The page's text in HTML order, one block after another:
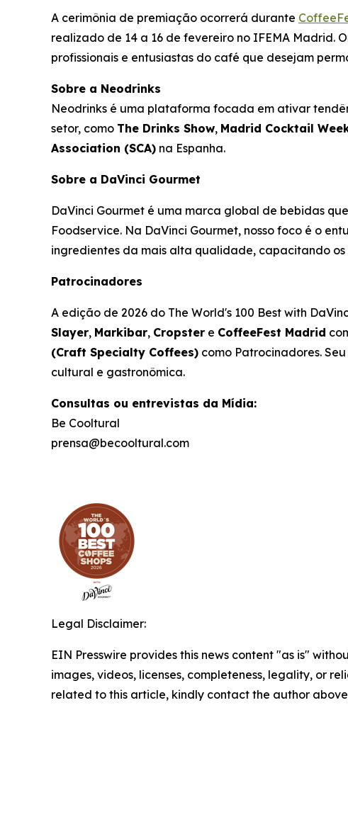
A cerimônia de premiação ocorrerá durante
realizado de 14 a 16 de fevereiro no IFEMA Madrid.
profissionais e entusiastas do café que desejam
Sobre a Neodrinks
Neodrinks é uma plataforma focada em ativar
setor, como The Drinks Show, Madrid Cocktail
Association (SCA) na Espanha.
Sobre a DaVinci Gourmet
DaVinci Gourmet é uma marca global de bebidas
Foodservice. Na DaVinci Gourmet, nosso foco é o
ingredientes da mais alta qualidade, capacitando
Patrocinadores
A edição de 2026 do The World's 100 Best with
Slayer, Markibar, Cropster e CoffeeFest Madrid
(Craft Specialty Coffees) como Patrocinadores.
cultural e gastronômica.
Consultas ou entrevistas da Mídia:
Be Cooltural
prensa@becooltural.com
Legal Disclaimer:
EIN Presswire provides this news content "as is"
images, videos, licenses, completeness, legality, or
related to this article, kindly contact the author